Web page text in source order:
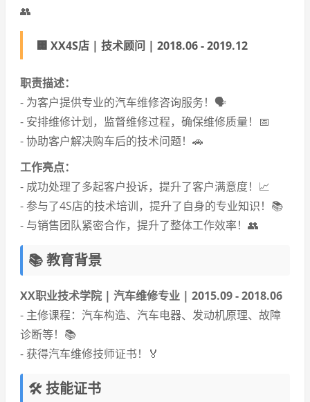
👥
🏢 XX4S店 | 技术顾问 | 2018.06 - 2019.12
职责描述：
- 为客户提供专业的汽车维修咨询服务！🗣️
- 安排维修计划，监督维修过程，确保维修质量！📅
- 协助客户解决购车后的技术问题！🚗
工作亮点：
- 成功处理了多起客户投诉，提升了客户满意度！📈
- 参与了4S店的技术培训，提升了自身的专业知识！📚
- 与销售团队紧密合作，提升了整体工作效率！👥
📚 教育背景
XX职业技术学院 | 汽车维修专业 | 2015.09 - 2018.06
- 主修课程：汽车构造、汽车电器、发动机原理、故障
诊断等！📚
- 获得汽车维修技师证书！🏅
🛠️ 技能证书